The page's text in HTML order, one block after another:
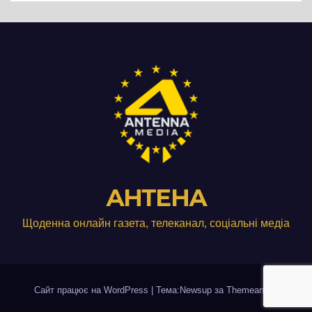
АНТЕНА
Щоденна онлайн газета, телеканал, соціальні медіа
Сайт працює на WordPress Тема:Newsup за Themeansar